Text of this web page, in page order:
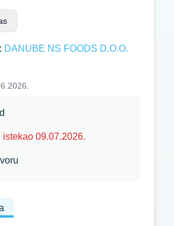
DANUBE NS FOODS D.O.O.
istekao 09.07.2026.